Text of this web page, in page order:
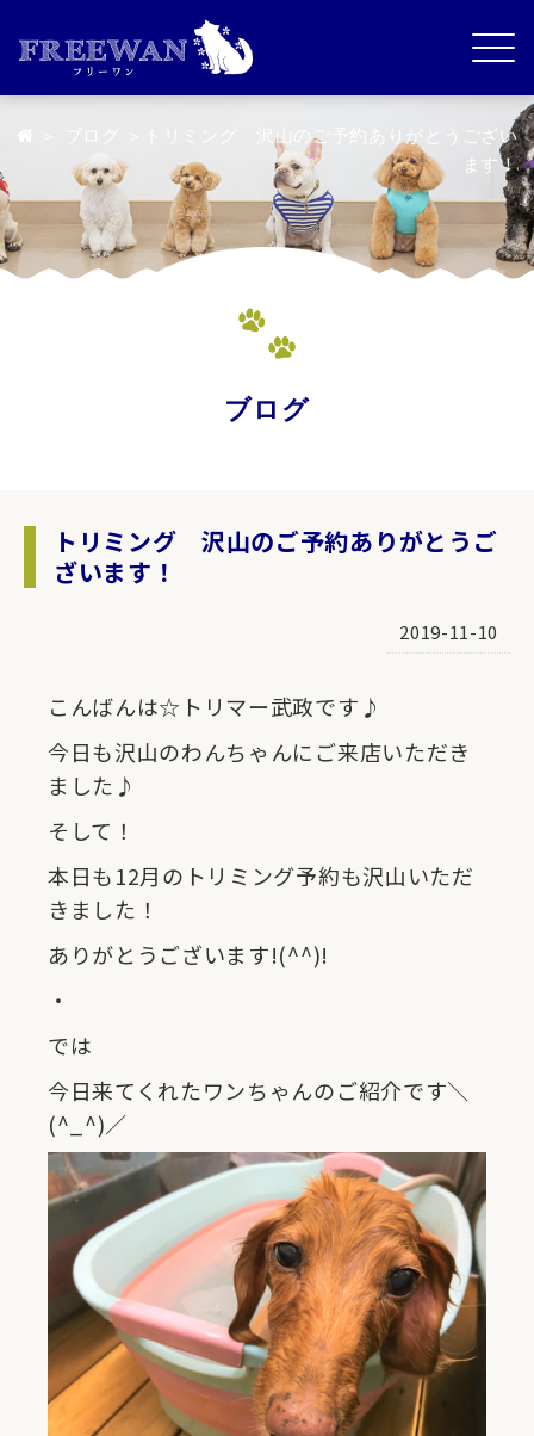
＞トリミング 沢山のご予約ありがとうござい
ます！
ブログ
トリミング 沢山のご予約ありがとうご
ざいます！
2019-11-10
こんばんは☆トリマー武政です♪
今日も沢山のわんちゃんにご来店いただき
ました♪
そして！
本日も12月のトリミング予約も沢山いただ
きました！
ありがとうございます!(^^)!
・
では
今日来てくれたワンちゃんのご紹介です＼
(^_^)／